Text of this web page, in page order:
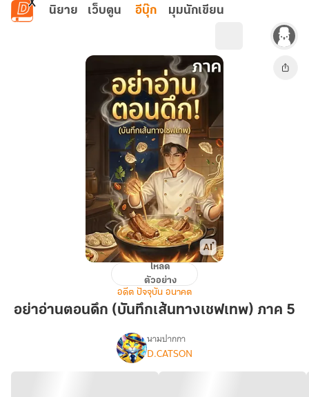
ข้ามไปยังเนื้อหาหลัก
นิยาย เว็บตูน อีบุ๊ก มุมนักเขียน
ตอน
ทาง
โหลด
ตัวอย่าง
อดีต ปัจจุบัน อนาคต
อย่าอ่านตอนดึก (บันทึกเส้นทางเชฟเทพ) ภาค 5
เรื่อง
อ่าน
นามปากกา
D.CATSON